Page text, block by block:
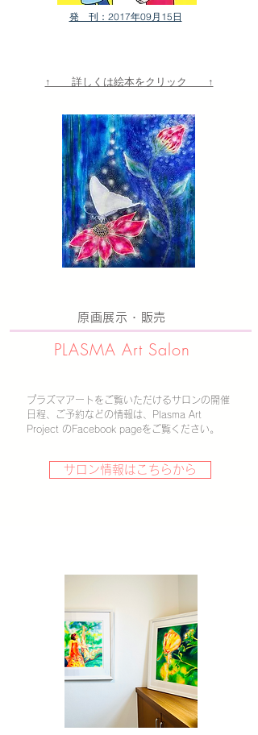
発 刊：2017年09月15日
​↑ 詳しくは絵本をクリック ↑
原画展示・販売
PLASMA ​Art Salon
プラズマアートをご覧いただけるサロンの​開催
日程、ご予約などの情報は、Plasma Art
Project のFacebook pageをご覧ください。
サロン情報はこちらから